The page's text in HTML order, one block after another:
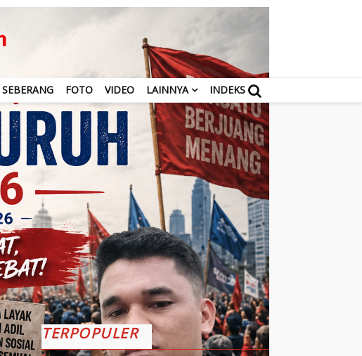
FOTO VIDEO LAINNYA INDEKS
TERPOPULER